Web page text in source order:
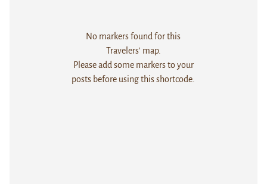
No markers found for this
Travelers' map.
Please add some markers to your
posts before using this shortcode.